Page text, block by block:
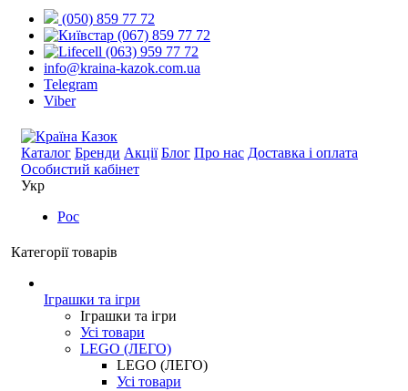
(050) 859 77 72
(067) 859 77 72
(063) 959 77 72
info@kraina-kazok.com.ua
Telegram
Viber
Каталог Бренди Акції Блог Про нас Доставка і оплата
Особистий кабінет
Укр
Рос
Категорії товарів
Іграшки та ігри
Іграшки та ігри
Усі товари
LEGO (ЛЕГО)
LEGO (ЛЕГО)
Усі товари